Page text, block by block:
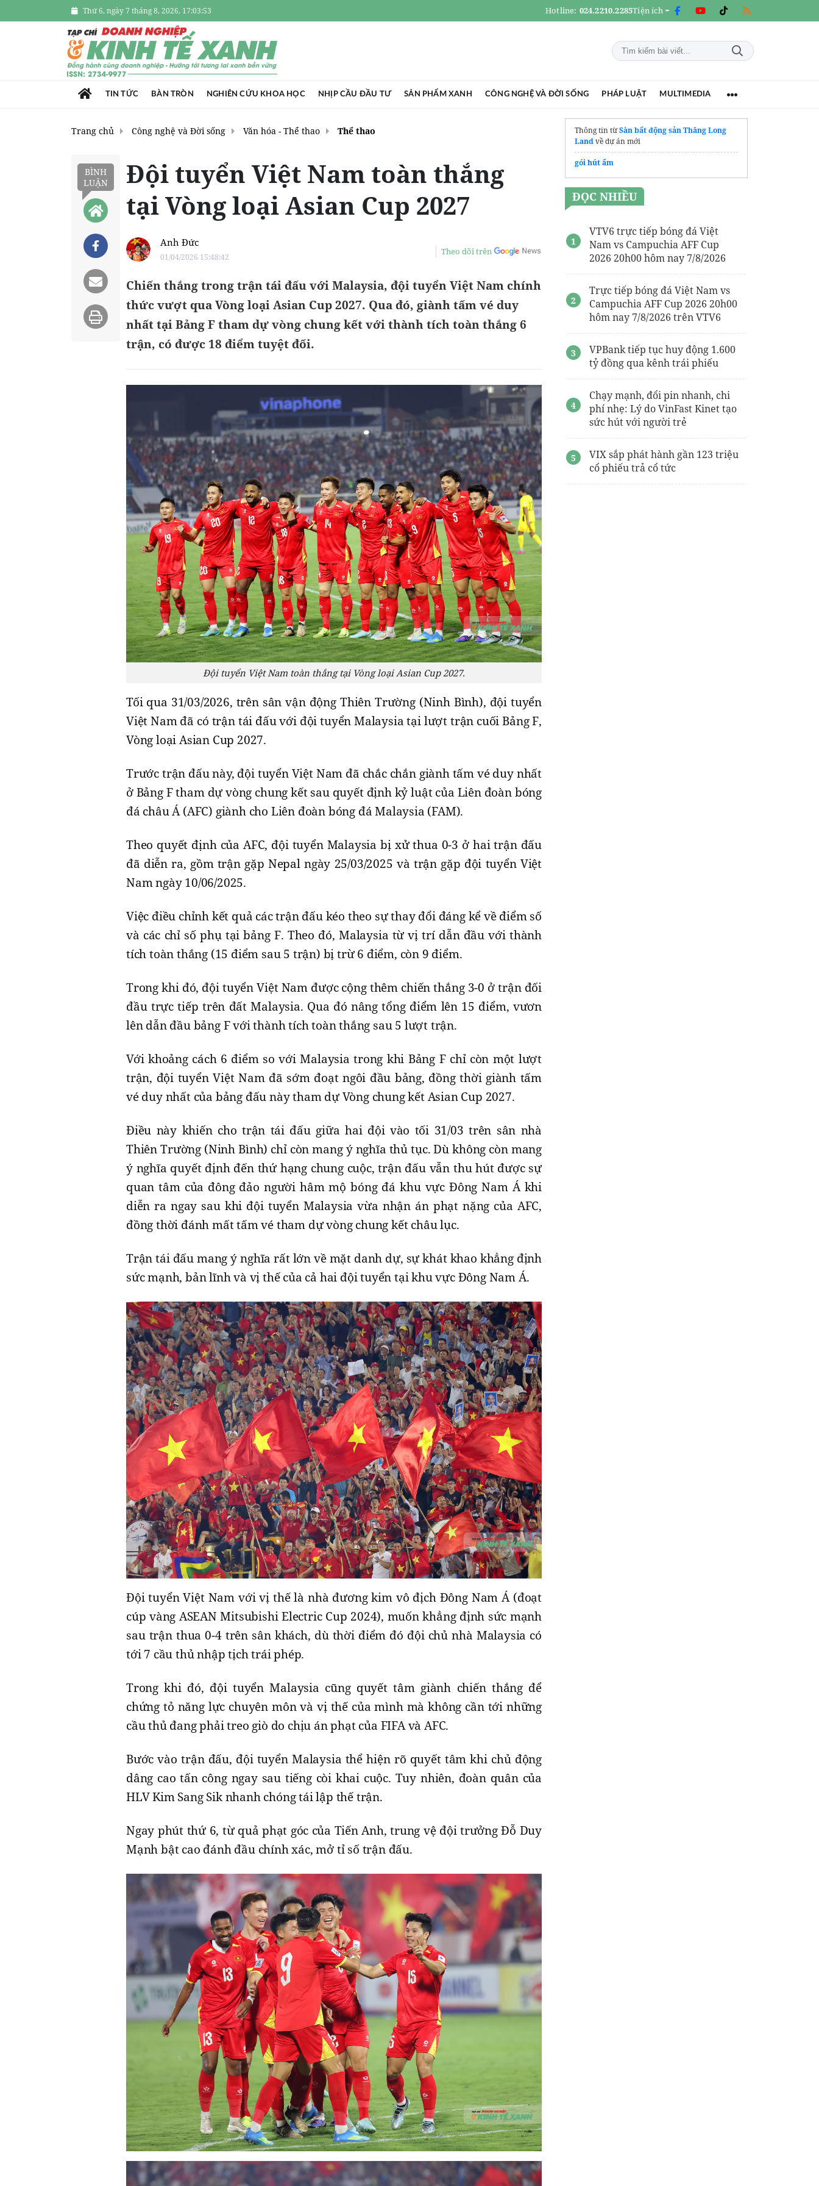
Thứ 6, ngày 7 tháng 8, 2026, 17:03:54 Hotline: 024.2210.2285Tiện ích
TIN TỨC BÀN TRÒN NGHIÊN CỨU KHOA HỌC NHỊP CẦU ĐẦU TƯ SẢN PHẨM XANH CÔNG NGHỆ VÀ ĐỜI SỐNG PHÁP LUẬT MULTIMEDIA
Trang chủ Công nghệ và Đời sống Văn hóa - Thể thao Thể thao
BÌNH
LUẬN
Đội tuyển Việt Nam toàn thắng
tại Vòng loại Asian Cup 2027
Anh Đức
01/04/2026 15:48:42
Theo dõi trên
Chiến thắng trong trận tái đấu với Malaysia, đội tuyển Việt Nam chính
thức vượt qua Vòng loại Asian Cup 2027. Qua đó, giành tấm vé duy
nhất tại Bảng F tham dự vòng chung kết với thành tích toàn thắng 6
trận, có được 18 điểm tuyệt đối.
Đội tuyển Việt Nam toàn thắng tại Vòng loại Asian Cup 2027.
Tối qua 31/03/2026, trên sân vận động Thiên Trường (Ninh Bình), đội tuyển
Việt Nam đã có trận tái đấu với đội tuyển Malaysia tại lượt trận cuối Bảng F,
Vòng loại Asian Cup 2027.
Trước trận đấu này, đội tuyển Việt Nam đã chắc chắn giành tấm vé duy nhất
ở Bảng F tham dự vòng chung kết sau quyết định kỷ luật của Liên đoàn bóng
đá châu Á (AFC) giành cho Liên đoàn bóng đá Malaysia (FAM).
Theo quyết định của AFC, đội tuyển Malaysia bị xử thua 0-3 ở hai trận đấu
đã diễn ra, gồm trận gặp Nepal ngày 25/03/2025 và trận gặp đội tuyển Việt
Nam ngày 10/06/2025.
Việc điều chỉnh kết quả các trận đấu kéo theo sự thay đổi đáng kể về điểm số
và các chỉ số phụ tại bảng F. Theo đó, Malaysia từ vị trí dẫn đầu với thành
tích toàn thắng (15 điểm sau 5 trận) bị trừ 6 điểm, còn 9 điểm.
Trong khi đó, đội tuyển Việt Nam được cộng thêm chiến thắng 3-0 ở trận đối
đầu trực tiếp trên đất Malaysia. Qua đó nâng tổng điểm lên 15 điểm, vươn
lên dẫn đầu bảng F với thành tích toàn thắng sau 5 lượt trận.
Với khoảng cách 6 điểm so với Malaysia trong khi Bảng F chỉ còn một lượt
trận, đội tuyển Việt Nam đã sớm đoạt ngôi đầu bảng, đồng thời giành tấm
vé duy nhất của bảng đấu này tham dự Vòng chung kết Asian Cup 2027.
Điều này khiến cho trận tái đấu giữa hai đội vào tối 31/03 trên sân nhà
Thiên Trường (Ninh Bình) chỉ còn mang ý nghĩa thủ tục. Dù không còn mang
ý nghĩa quyết định đến thứ hạng chung cuộc, trận đấu vẫn thu hút được sự
quan tâm của đông đảo người hâm mộ bóng đá khu vực Đông Nam Á khi
diễn ra ngay sau khi đội tuyển Malaysia vừa nhận án phạt nặng của AFC,
đồng thời đánh mất tấm vé tham dự vòng chung kết châu lục.
Trận tái đấu mang ý nghĩa rất lớn về mặt danh dự, sự khát khao khẳng định
sức mạnh, bản lĩnh và vị thế của cả hai đội tuyển tại khu vực Đông Nam Á.
Đội tuyển Việt Nam với vị thế là nhà đương kim vô địch Đông Nam Á (đoạt
cúp vàng ASEAN Mitsubishi Electric Cup 2024), muốn khẳng định sức mạnh
sau trận thua 0-4 trên sân khách, dù thời điểm đó đội chủ nhà Malaysia có
tới 7 cầu thủ nhập tịch trái phép.
Trong khi đó, đội tuyển Malaysia cũng quyết tâm giành chiến thắng để
chứng tỏ năng lực chuyên môn và vị thế của mình mà không cần tới những
cầu thủ đang phải treo giò do chịu án phạt của FIFA và AFC.
Bước vào trận đấu, đội tuyển Malaysia thể hiện rõ quyết tâm khi chủ động
dâng cao tấn công ngay sau tiếng còi khai cuộc. Tuy nhiên, đoàn quân của
HLV Kim Sang Sik nhanh chóng tái lập thế trận.
Ngay phút thứ 6, từ quả phạt góc của Tiến Anh, trung vệ đội trưởng Đỗ Duy
Mạnh bật cao đánh đầu chính xác, mở tỉ số trận đấu.
Thông tin từSàn bất động sản Thăng Long
Landvề dự án mới
gói hút ẩm
ĐỌC NHIỀU
VTV6 trực tiếp bóng đá Việt
Nam vs Campuchia AFF Cup
2026 20h00 hôm nay 7/8/2026
Trực tiếp bóng đá Việt Nam vs
Campuchia AFF Cup 2026 20h00
hôm nay 7/8/2026 trên VTV6
VPBank tiếp tục huy động 1.600
tỷ đồng qua kênh trái phiếu
Chạy mạnh, đổi pin nhanh, chi
phí nhẹ: Lý do VinFast Kinet tạo
sức hút với người trẻ
VIX sắp phát hành gần 123 triệu
cổ phiếu trả cổ tức